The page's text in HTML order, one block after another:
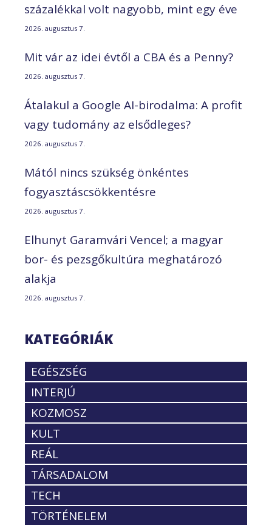
százalékkal volt nagyobb, mint egy éve
2026. augusztus 7.
Mit vár az idei évtől a CBA és a Penny?
2026. augusztus 7.
Átalakul a Google AI-birodalma: A profit
vagy tudomány az elsődleges?
2026. augusztus 7.
Mától nincs szükség önkéntes
fogyasztáscsökkentésre
2026. augusztus 7.
Elhunyt Garamvári Vencel; a magyar
bor- és pezsgőkultúra meghatározó
alakja
2026. augusztus 7.
KATEGÓRIÁK
EGÉSZSÉG
INTERJÚ
KOZMOSZ
KULT
REÁL
TÁRSADALOM
TECH
TÖRTÉNELEM